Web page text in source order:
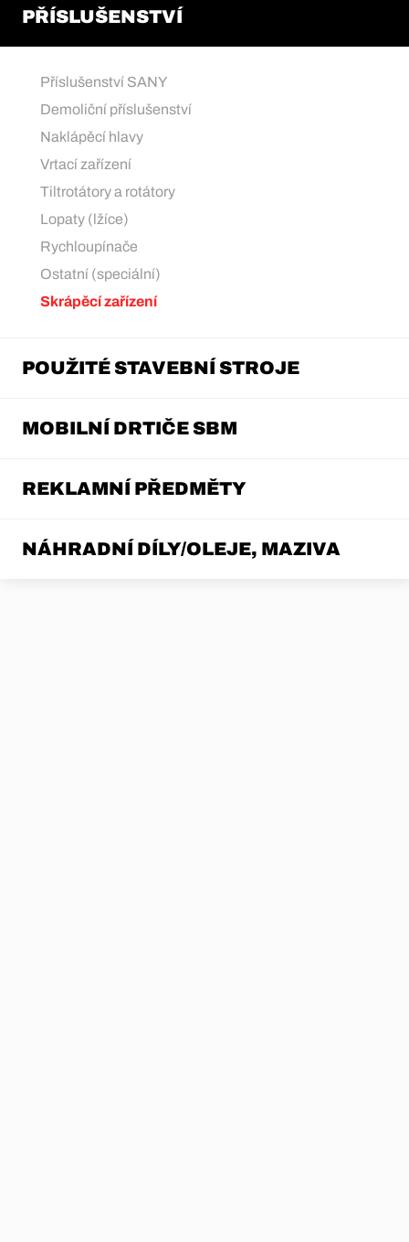
PŘÍSLUŠENSTVÍ
Příslušenství SANY
Demoliční příslušenství
Naklápěcí hlavy
Vrtací zařízení
Tiltrotátory a rotátory
Lopaty (lžíce)
Rychloupínače
Ostatní (speciální)
Skrápěcí zařízení
POUŽITÉ STAVEBNÍ STROJE
MOBILNÍ DRTIČE SBM
REKLAMNÍ PŘEDMĚTY
NÁHRADNÍ DÍLY/OLEJE, MAZIVA